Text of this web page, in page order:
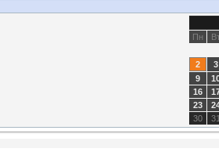
Пн
2
3
9
16
23
30